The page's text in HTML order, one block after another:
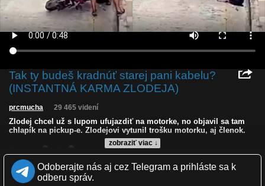
Tak ty budeš kradnúť starej pani kabelu?
(INSTANTNÁ KARMA ZLODEJA)
zobraziť viac ↓
prcmucha 29 465 videní
Zlodej chcel už s lupom ufujazdiť na motorke, no objavil sa tam
chlapík na pickup-e. Zlodejovi vytunil trošku motorku, aj členok.
Zverejnené: 5.11.2023 16:54
Páči sa: 99% (114 hlasov)
Obľúbené: 14
Odoberajte nás aj cez Telegram a prihláste sa k
odberu správ.